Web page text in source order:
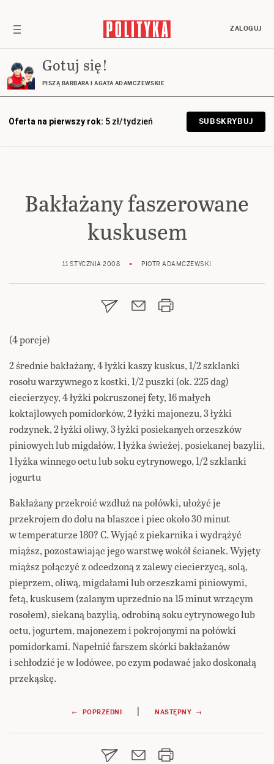
ZALOGUJ
Gotuj się!
PISZĄ BARBARA I AGATA ADAMCZEWSKIE
Oferta na pierwszy rok: 5 zł/tydzień SUBSKRYBUJ
Bakłażany faszerowane
kuskusem
11 STYCZNIA 2008 PIOTR ADAMCZEWSKI
(4 porcje)
2 średnie bakłażany, 4 łyżki kaszy kuskus, 1/2 szklanki
rosołu warzywnego z kostki, 1/2 puszki (ok. 225 dag)
ciecierzycy, 4 łyżki pokruszonej fety, 16 małych
koktajlowych pomidorków, 2 łyżki majonezu, 3 łyżki
rodzynek, 2 łyżki oliwy, 3 łyżki posiekanych orzeszków
piniowych lub migdałów, 1 łyżka świeżej, posiekanej bazylii,
1 łyżka winnego octu lub soku cytrynowego, 1/2 szklanki
jogurtu
Bakłażany przekroić wzdłuż na połówki, ułożyć je
przekrojem do dołu na blaszce i piec około 30 minut
w temperaturze 180? C. Wyjąć z piekarnika i wydrążyć
miąższ, pozostawiając jego warstwę wokół ścianek. Wyjęty
miąższ połączyć z odcedzoną z zalewy ciecierzycą, solą,
pieprzem, oliwą, migdałami lub orzeszkami piniowymi,
fetą, kuskusem (zalanym uprzednio na 15 minut wrzącym
rosołem), siekaną bazylią, odrobiną soku cytrynowego lub
octu, jogurtem, majonezem i pokrojonymi na połówki
pomidorkami. Napełnić farszem skórki bakłażanów
i schłodzić je w lodówce, po czym podawać jako doskonałą
przekąskę.
Nawigacja
wpisu
← POPRZEDNI | NASTĘPNY →